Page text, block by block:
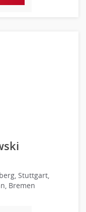
Leitung,
Stuttgart,
Bremen